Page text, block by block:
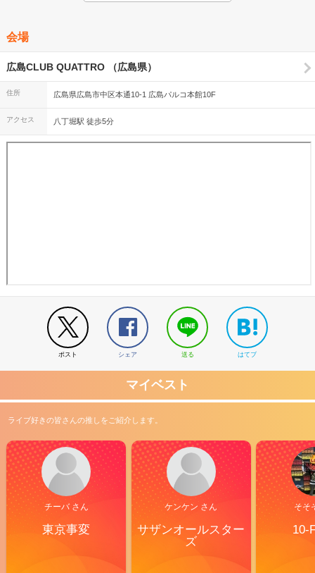
会場
広島CLUB QUATTRO （広島県）
住所 広島県広島市中区本通10-1 広島パルコ本館10F
アクセス 八丁堀駅 徒歩5分
ポスト シェア 送る はてブ
マイベスト
ライブ好きの皆さんの推しをご紹介します。
チーバ さん
東京事変
ケンケン さん
サザンオールスター
ズ
そそ
10-